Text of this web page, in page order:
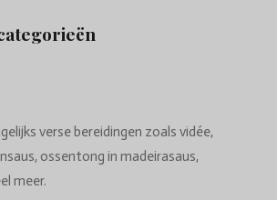
verse bereidingen zoals vidée,
ossentong in madeirasaus,
meer.